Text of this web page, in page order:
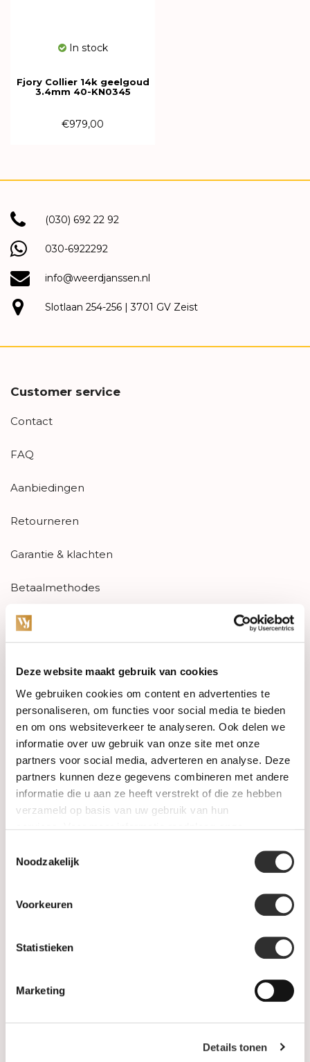
Deze website maakt gebruik van cookies
We gebruiken cookies om content en advertenties te
personaliseren, om functies voor social media te bieden
en om ons websiteverkeer te analyseren. Ook delen we
informatie over uw gebruik van onze site met onze
partners voor social media, adverteren en analyse. Deze
partners kunnen deze gegevens combineren met andere
informatie die u aan ze heeft verstrekt of die ze hebben
verzameld op basis van uw gebruik van hun
Noodzakelijk
Voorkeuren
Statistieken
Marketing
Details tonen
In stock
Fjory Collier 14k geelgoud
3.4mm 40-KN0345
€979,00
(030) 692 22 92
030-6922292
info@weerdjanssen.nl
Slotlaan 254-256 | 3701 GV Zeist
Customer service
Contact
FAQ
Aanbiedingen
Retourneren
Garantie & klachten
Betaalmethodes
Sitemap
Categories
Watches
Jewellery
Wedding rings
PRE-OWNED
Maatwerk